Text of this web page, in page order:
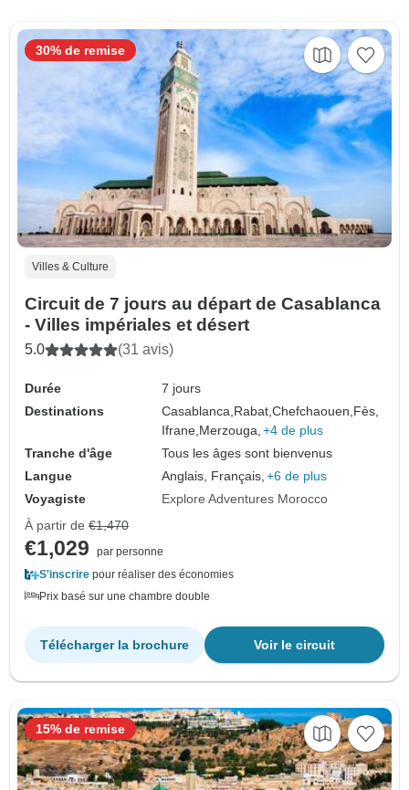
Villes & Culture
Circuit de 7 jours au départ de Casablanca
- Villes impériales et désert
5.0 (31 avis)
Durée
7 jours
Destinations
Casablanca,Rabat,Chefchaouen,Fès,
Ifrane,Merzouga, +4 de plus
Tranche d'âge
Tous les âges sont bienvenus
Langue
Anglais, Français, +6 de plus
Voyagiste
Explore Adventures Morocco
30% de remise
À partir de €1,470
€1,029
par personne
S'inscrire pour réaliser des économies
Prix basé sur une chambre double
Voir le circuit
Télécharger la brochure
15% de remise